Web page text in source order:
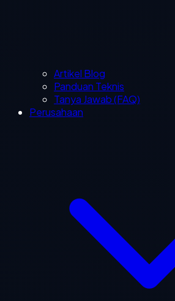
Artikel Blog
Panduan Teknis
Tanya Jawab (FAQ)
Perusahaan